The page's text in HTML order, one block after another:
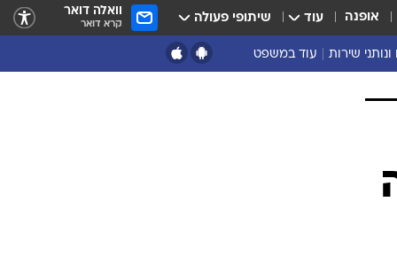
אופנה עוד שיתופי פעולה וואלה דואר
קרא דואר
שירות עוד במשפט